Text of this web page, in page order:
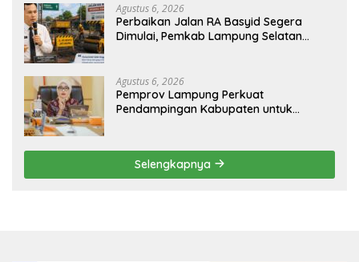
Agustus 6, 2026
Perbaikan Jalan RA Basyid Segera
Dimulai, Pemkab Lampung Selatan
Agustus 6, 2026
Pemprov Lampung Perkuat
Pendampingan Kabupaten untuk
Selengkapnya